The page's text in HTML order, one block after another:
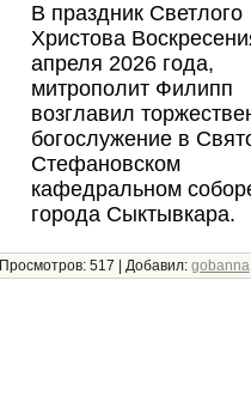
В праздник Светлого
Христова
апреля 2026 года,
митрополит Филипп
возглавил
богослужение в
Стефановском
кафедральном
города Сыктывкара.
Просмотров: 517 Добавил: gobanna